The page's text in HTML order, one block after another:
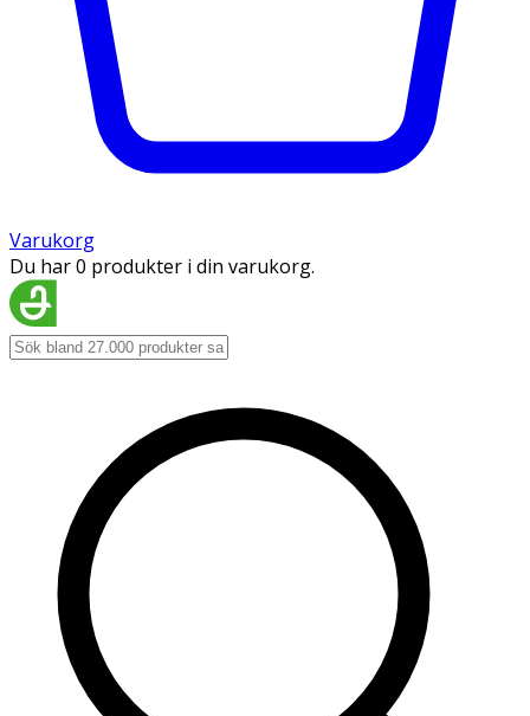
Varukorg
Du har 0 produkter i din varukorg.